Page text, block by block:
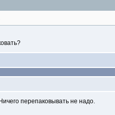
перепаковывать не надо.